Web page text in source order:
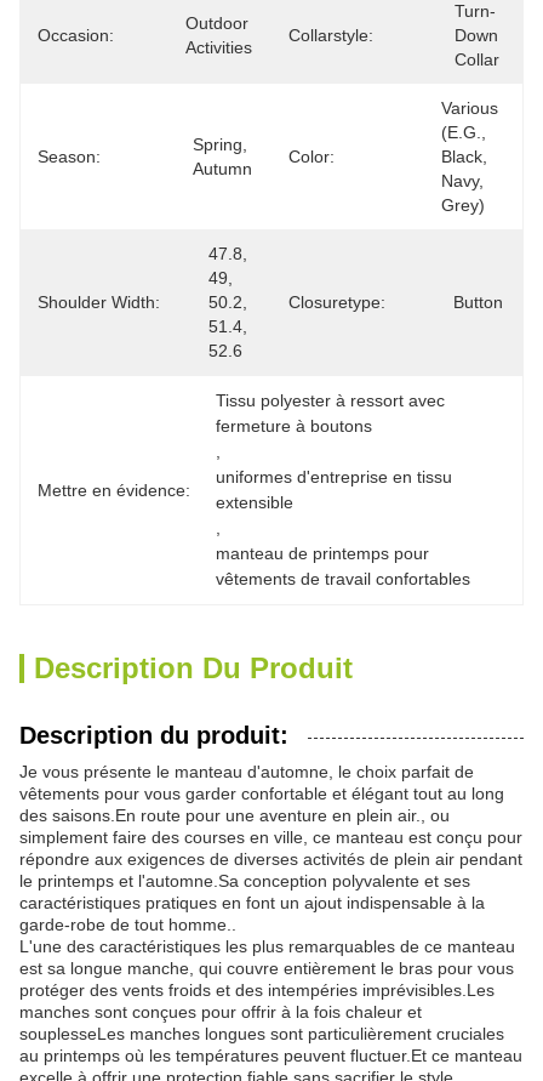
Occasion:
Outdoor
Activities
Collarstyle:
Turn-
Down
Collar
Season:
Spring,
Autumn
Color:
Various
(e.g.,
Black,
Navy,
Grey)
Shoulder Width:
47.8,
49,
50.2,
51.4,
52.6
Closuretype: Button
Mettre en évidence:
Tissu polyester à ressort avec
fermeture à boutons
uniformes d'entreprise en tissu
extensible
manteau de printemps pour
vêtements de travail confortables
Description Du Produit
Description du produit:
Je vous présente le manteau d'automne, le choix parfait de
vêtements pour vous garder confortable et élégant tout au long
des saisons.En route pour une aventure en plein air., ou
simplement faire des courses en ville, ce manteau est conçu pour
répondre aux exigences de diverses activités de plein air pendant
le printemps et l'automne.Sa conception polyvalente et ses
caractéristiques pratiques en font un ajout indispensable à la
garde-robe de tout homme..
L'une des caractéristiques les plus remarquables de ce manteau
est sa longue manche, qui couvre entièrement le bras pour vous
protéger des vents froids et des intempéries imprévisibles.Les
manches sont conçues pour offrir à la fois chaleur et
souplesseLes manches longues sont particulièrement cruciales
au printemps où les températures peuvent fluctuer.Et ce manteau